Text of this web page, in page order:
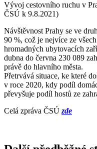
Vývoj cestovního ruchu v
ČSÚ k 9.8.2021)
Návštěvnost Prahy se ve
90 %, což je nejvíce ze
hromadných ubytovacích
dubna do června 230 089
právě do hlavního města.
Přetrvává situace, ke které
v roce 2020, kdy podíl
převyšuje podíl hostů ze
Celá zpráva ČSÚzde